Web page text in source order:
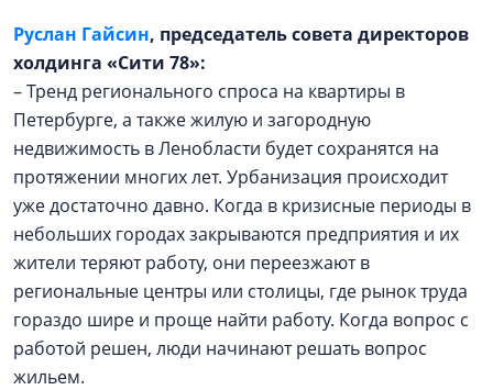
Руслан Гайсин, председатель совета директоров
холдинга «Сити 78»:
– Тренд регионального спроса на квартиры в
Петербурге, а также жилую и загородную
недвижимость в Ленобласти будет сохранятся на
протяжении многих лет. Урбанизация происходит
уже достаточно давно. Когда в кризисные периоды в
небольших городах закрываются предприятия и их
жители теряют работу, они переезжают в
региональные центры или столицы, где рынок труда
гораздо шире и проще найти работу. Когда вопрос с
работой решен, люди начинают решать вопрос
жильем.